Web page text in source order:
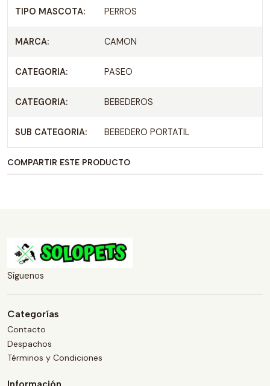
TIPO MASCOTA: PERROS
MARCA: CAMON
CATEGORIA: PASEO
CATEGORIA: BEBEDEROS
SUB CATEGORIA: BEBEDERO PORTATIL
COMPARTIR ESTE PRODUCTO
Síguenos
Categorías
Contacto
Despachos
Términos y Condiciones